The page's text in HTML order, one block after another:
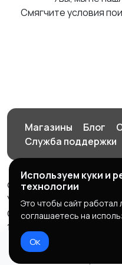
Смягчите условия
Магазины Блог
Служба поддержки
© 2026 Орен-АЙ - Авто |
Услуги
Создал Карусов Е.С ООО
1235600008841
Правила сервиса
Используем куки и
технологии
Это чтобы сайт работал
соглашаетесь на
Ок